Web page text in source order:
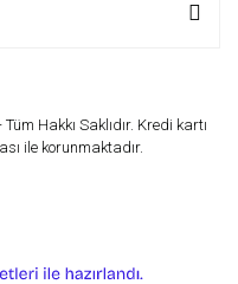
Hakkı Saklıdır. Kredi kartı
ile korunmaktadır.
e-